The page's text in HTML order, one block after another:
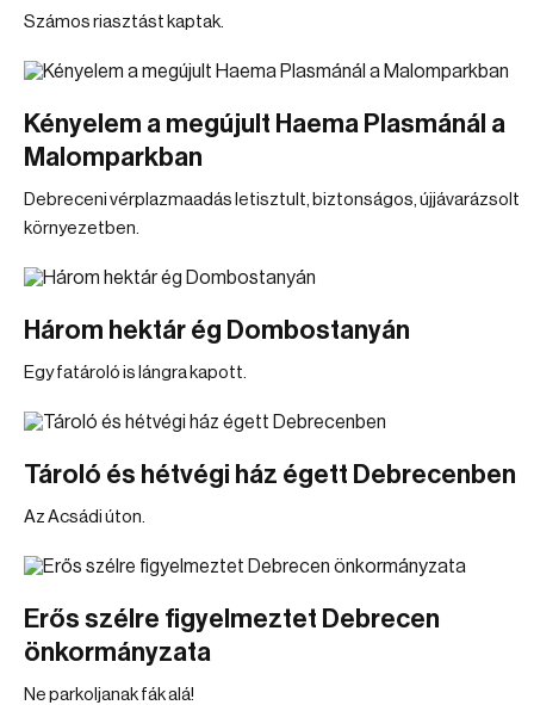
Számos riasztást kaptak.
Kényelem a megújult Haema Plasmánál a
Malomparkban
Debreceni vérplazmaadás letisztult, biztonságos, újjávarázsolt
környezetben.
Három hektár ég Dombostanyán
Egy fatároló is lángra kapott.
Tároló és hétvégi ház égett Debrecenben
Az Acsádi úton.
Erős szélre figyelmeztet Debrecen
önkormányzata
Ne parkoljanak fák alá!